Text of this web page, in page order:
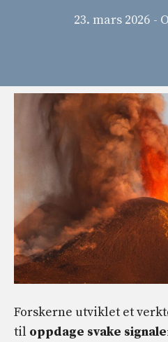
23. mars 2026 -
Forskerne utviklet et
til oppdage svake